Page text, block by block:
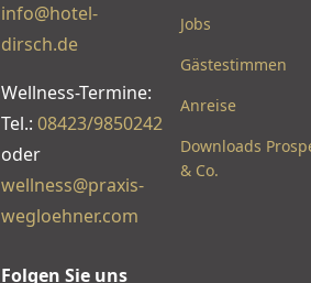
info@hotel-
dirsch.de
Wellness-Termine:
Tel.: 08423/9850242
oder
wellness@praxis-
wegloehner.com
Folgen Sie uns
Jobs
Gästestimmen
Anreise
Downloads
& Co.